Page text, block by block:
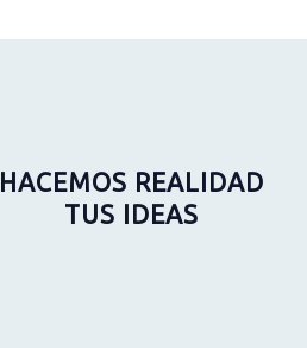
HACEMOS REALIDAD
TUS IDEAS